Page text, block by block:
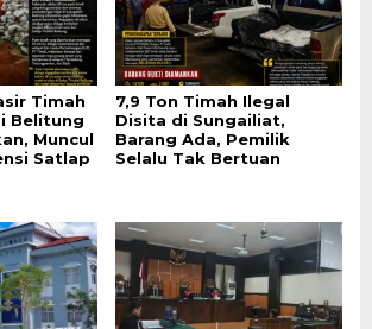
Timah
Belitung
Muncul
Satlap
7,9 Ton Timah Ilegal
Disita di Sungailiat,
Barang Ada, Pemilik
Selalu Tak Bertuan